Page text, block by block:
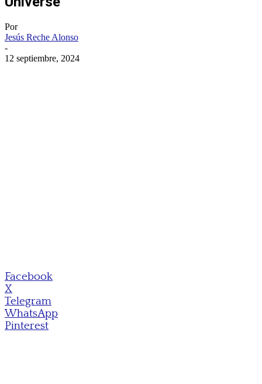
Por
Jesús Reche Alonso
-
12 septiembre, 2024
Facebook
X
Telegram
WhatsApp
Pinterest